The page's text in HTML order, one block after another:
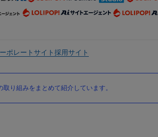
ポレートサイト採用サイト
り組みをまとめて紹介しています。